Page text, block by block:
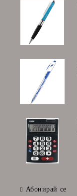
Абонирай се